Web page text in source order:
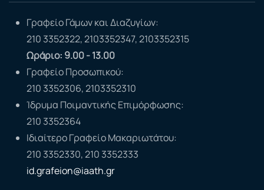
Γραφείο Γάμων και Διαζυγίων:
210 3352322, 2103352347, 2103352315
Ωράριο: 9.00 - 13.00
Γραφείο Προσωπικού:
210 3352306, 2103352310
Ίδρυμα Ποιμαντικής Επιμόρφωσης:
210 3352364
Ιδιαίτερο Γραφείο Μακαριωτάτου:
210 3352330, 210 3352333
id.grafeion@iaath.gr